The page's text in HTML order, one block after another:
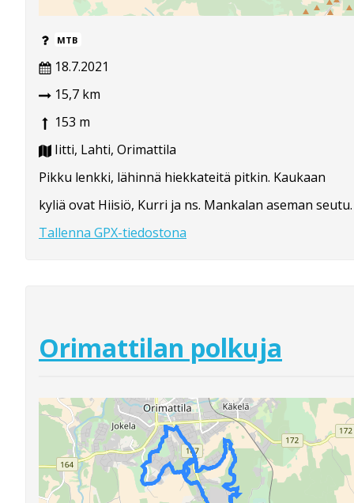
MTB
18.7.2021
15,7 km
153 m
Iitti, Lahti, Orimattila
Pikku lenkki, lähinnä hiekkateitä pitkin. Kaukaan
kyliä ovat Hiisiö, Kurri ja ns. Mankalan aseman seutu.
Tallenna GPX-tiedostona
Orimattilan polkuja